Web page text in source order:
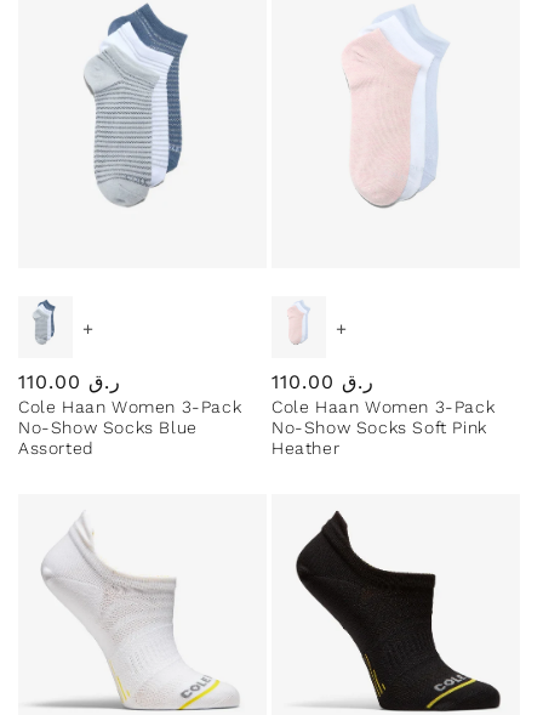
+
Regular
price
ر.ق
Cole Haan Women 3-Pack
No-Show Socks Blue
Assorted
+
Regular
price
ر.ق
Cole Haan Women 3-Pack
No-Show Socks Soft Pink
Heather